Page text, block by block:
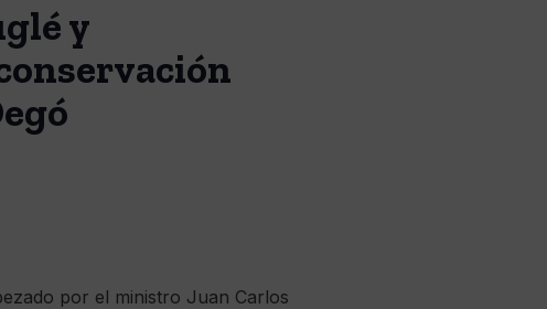
y
por el ministro Juan Carlos